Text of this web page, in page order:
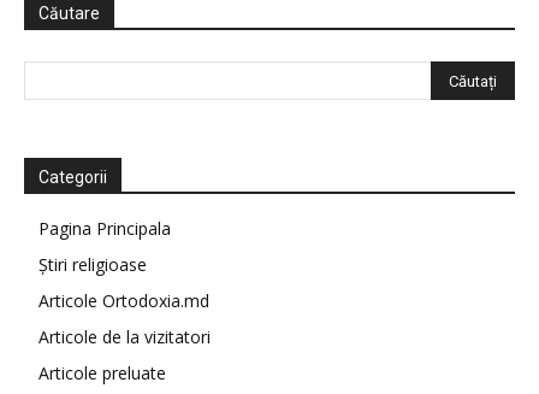
Căutare
Categorii
Pagina Principala
Știri religioase
Articole Ortodoxia.md
Articole de la vizitatori
Articole preluate